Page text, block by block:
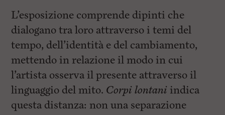
L’esposizione comprende dipinti che
dialogano tra loro attraverso i temi del
tempo, dell’identità e del cambiamento,
mettendo in relazione il modo in cui
l’artista osserva il presente attraverso il
linguaggio del mito. Corpi lontani indica
questa distanza: non una separazione